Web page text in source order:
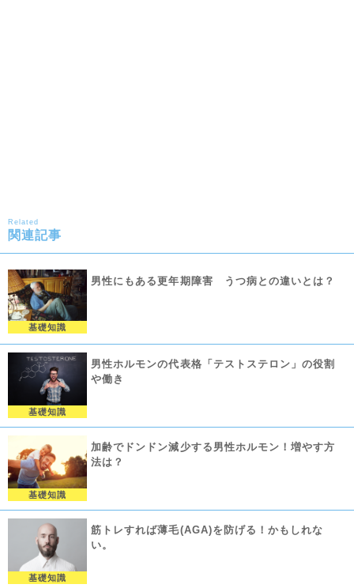
Related
関連記事
基礎知識
男性にもある更年期障害 うつ病との違いとは？
基礎知識
男性ホルモンの代表格「テストステロン」の役割
や働き
基礎知識
加齢でドンドン減少する男性ホルモン！増やす方
法は？
基礎知識
筋トレすれば薄毛(AGA)を防げる！かもしれな
い。